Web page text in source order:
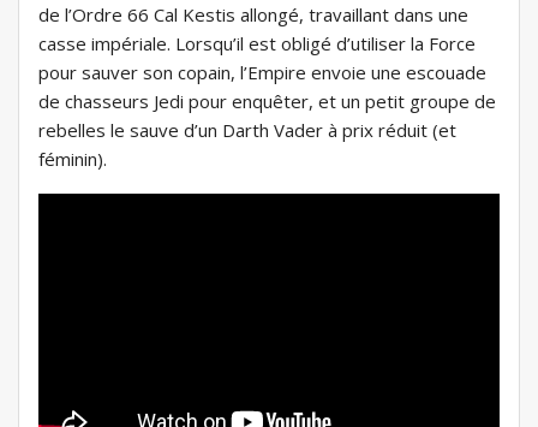
de l’Ordre 66 Cal Kestis allongé, travaillant dans une
casse impériale. Lorsqu’il est obligé d’utiliser la Force
pour sauver son copain, l’Empire envoie une escouade
de chasseurs Jedi pour enquêter, et un petit groupe de
rebelles le sauve d’un Darth Vader à prix réduit (et
féminin).